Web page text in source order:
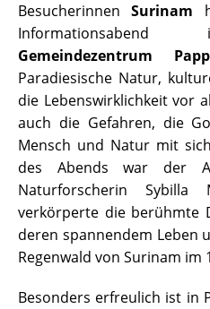
BesucherinnenSurinam
Gemeindezentrum
Paradiesische Natur,
die Lebenswirklichkeit vor
auch die Gefahren, die
Mensch und Natur mit
des Abends war der
Naturforscherin Sybilla
verkörperte die berühmte
deren spannendem Leben
Regenwald von Surinam im
Besonders erfreulich ist in